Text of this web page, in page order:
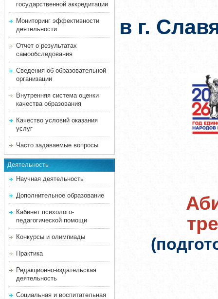
государственной аккредитации
Мониторинг эффективности
деятельности
Отчет о результатах
самообследования
Сведения об образовательной
организации
Внутренняя система оценки
качества образования
Качество условий оказания
услуг
Часто задаваемые вопросы
Деятельность
Научная деятельность
Дополнительное образование
Кабинет психолого-
педагогической помощи
Конкурсы и олимпиады
Практика
Редакционно-издательская
деятельность
Социальная и воспитательная
в г.